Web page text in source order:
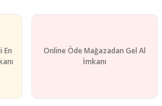
En
Online Öde Mağazadan Gel Al
İmkanı